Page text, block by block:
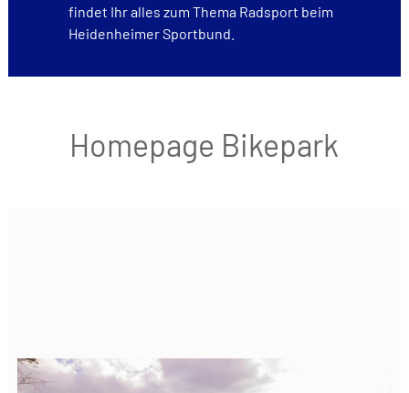
findet Ihr alles zum Thema Radsport beim
Heidenheimer Sportbund.
Homepage Bikepark